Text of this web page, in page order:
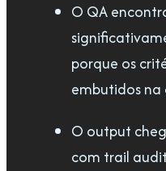
O QA
porque os
embutidos
O output
com trail